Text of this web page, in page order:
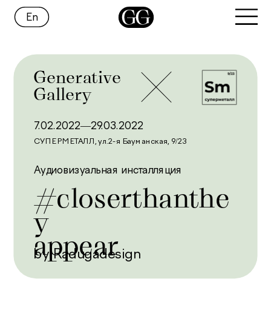
En
Generative
Gallery
7.02.2022—29.03.2022
СУПЕРМЕТАЛЛ, ул.2-я Бауманская, 9/23
Аудиовизуальная инсталляция
#сloserthanthe
y
appear
by Radugadesign